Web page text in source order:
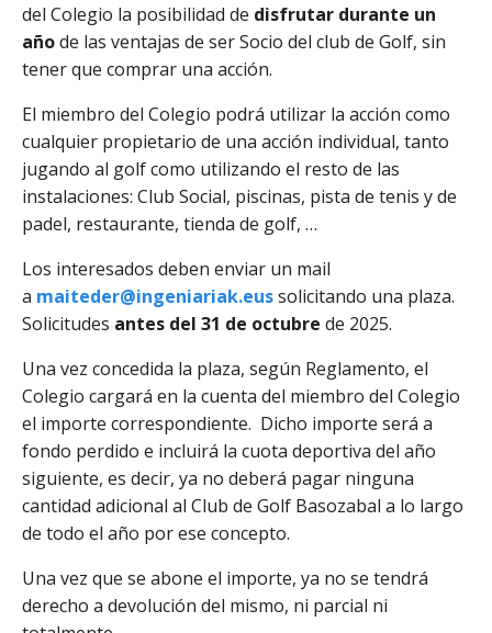
del Colegio la posibilidad de disfrutar durante un
añode las ventajas de ser Socio del club de Golf, sin
tener que comprar una acción.
El miembro del Colegio podrá utilizar la acción como
cualquier propietario de una acción individual, tanto
jugando al golf como utilizando el resto de las
instalaciones: Club Social, piscinas, pista de tenis y de
padel, restaurante, tienda de golf, …
Los interesados deben enviar un mail
a maiteder@ingeniariak.eussolicitando una plaza.
Solicitudes antes del 31 de octubre de 2025.
Una vez concedida la plaza, según Reglamento, el
Colegio cargará en la cuenta del miembro del Colegio
el importe correspondiente. Dicho importe será a
fondo perdido e incluirá la cuota deportiva del año
siguiente, es decir, ya no deberá pagar ninguna
cantidad adicional al Club de Golf Basozabal a lo largo
de todo el año por ese concepto.
Una vez que se abone el importe, ya no se tendrá
derecho a devolución del mismo, ni parcial ni